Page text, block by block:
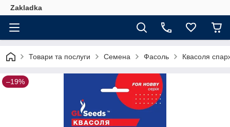
Zakladka
Товари та послуги Семена Фасоль Квасоля
–19%